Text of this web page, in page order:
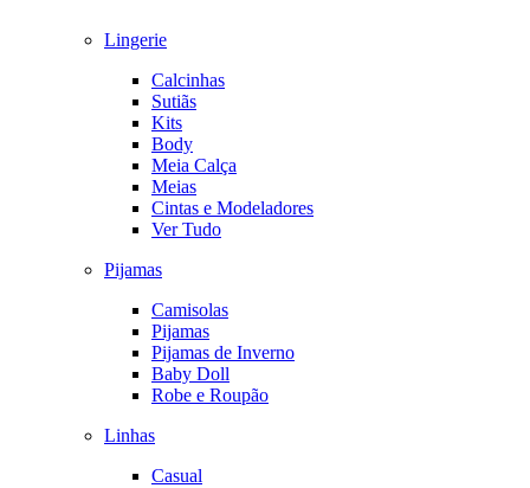
Lingerie
Calcinhas
Sutiãs
Kits
Body
Meia Calça
Meias
Cintas e Modeladores
Ver Tudo
Pijamas
Camisolas
Pijamas
Pijamas de Inverno
Baby Doll
Robe e Roupão
Linhas
Casual